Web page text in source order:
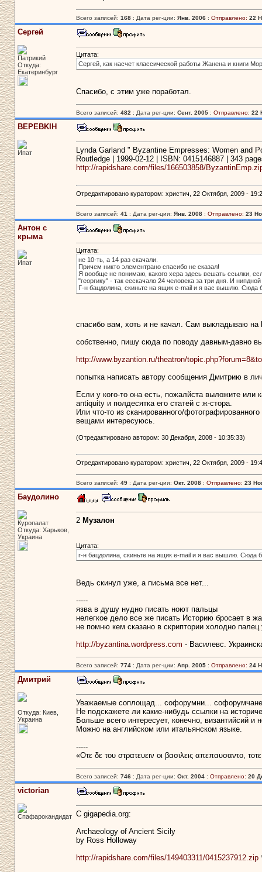
Всего записей: 168: Дата рег-ции: Янв. 2006: Отправлено: 22
Сергей
Патрикий
Откуда:
Екатеринбург
Цитата:
Сергей, как насчет классической работы Жанена и книги
Спасибо, с этим уже поработал.
Всего записей: 482 : Дата рег-ции: Сент. 2005: Отправлено: 22
BEPEBKIH
Ипат
Lynda Garland " Byzantine Empresses: Women and
Routledge | 1999-02-12 | ISBN: 0415146887 | 343
http://rapidshare.com/files/166503858/
Отредактировано куратором: христич, 22 Октября, 2009 -
Всего записей: 41 : Дата рег-ции: Янв. 2008: Отправлено: 23
Антон с
крыма
Ипат
Цитата:
не 10-ть, а 14 раз скачали.
Причем никто элементрано спасибо не сказал!
Я вообще не понимаю, какого хера здесь вешать ссылки,
"георгику" - так еескачало 24 человека за три дня. И нипдной
Г-н бацдолина, скиньте на ящик e-mail и я вас вышлю. Сюда
спасибо вам, хоть и не качал. Сам выкладываю на
собственно, пишу сюда по поводу давным-давно
http://www.byzantion.ru/theatron/
попытка написать автору сообщения Дмитрию в
Если у кого-то она есть, пожалйста выложите
antiquity и полдесятка его статей с ж-стора.
Или что-то из сканированного/
вещами интересуюсь.
(Отредактировано автором: 30 Декабря, 2008 - 10:35:33)
Отредактировано куратором: христич, 22 Октября, 2009 -
Всего записей: 49: Дата рег-ции: Окт. 2008: Отправлено: 23
Баудолино
Куропалат
Откуда: Харьков,
Украина
2 Музалон
Цитата:
г-н бацдолина, скиньте на ящик e-mail и я вас вышлю. Сюда
Ведь скинул уже, а письма все нет...
-----
язва в душу нудно писать ноют пальцы
нелегкое дело все же писать Историю бросает в
не помню кем сказано в скриптории холодно палец
http://byzantina.wordpress.com - Василевс.
Всего записей: 774: Дата рег-ции: Апр. 2005: Отправлено: 24
Дмитрий
Откуда: Киев,
Украина
Уважаемые соплощад... софорумни...
Не подскажете ли какие-нибудь ссылки на
Больше всего интересует, конечно, византийсий
Можно на английском или итальянском языке.
-----
«Οτε δε του στρατευειν οι βασιλεις απεπαυσαντο,
Всего записей: 746: Дата рег-ции: Окт. 2004: Отправлено: 20
victorian
Спафарокандидат
C gigapedia.org:
Archaeology of Ancient Sicily
by Ross Holloway
http://rapidshare.com/files/149403311/0415237912.zip